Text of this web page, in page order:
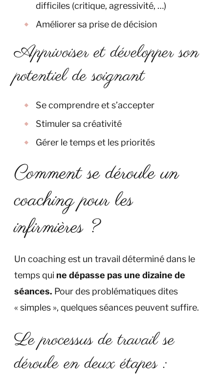
difficiles (critique, agressivité, …)
Améliorer sa prise de décision
Apprivoiser et développer son
potentiel de soignant
Se comprendre et s’accepter
Stimuler sa créativité
Gérer le temps et les priorités
Comment se déroule un
coaching pour les
infirmières ?
Un coaching est un travail déterminé dans le
temps qui ne dépasse pas une dizaine de
séances. Pour des problématiques dites
« simples », quelques séances peuvent suffire.
Le processus de travail se
déroule en deux étapes :